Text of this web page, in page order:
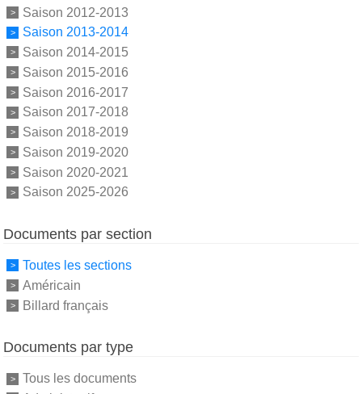
Saison 2012-2013
Saison 2013-2014
Saison 2014-2015
Saison 2015-2016
Saison 2016-2017
Saison 2017-2018
Saison 2018-2019
Saison 2019-2020
Saison 2020-2021
Saison 2025-2026
Documents par section
Toutes les sections
Américain
Billard français
Documents par type
Tous les documents